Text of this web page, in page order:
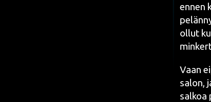
ennen
ollut
Vaan
salon,
sal­koa